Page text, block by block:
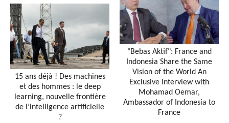
15 ans déjà ! Des machines
et des hommes : le deep
learning, nouvelle frontière
de l’intelligence artificielle
?
"Bebas Aktif": France and
Indonesia Share the Same
Vision of the World An
Exclusive Interview with
Mohamad Oemar,
Ambassador of Indonesia to
France